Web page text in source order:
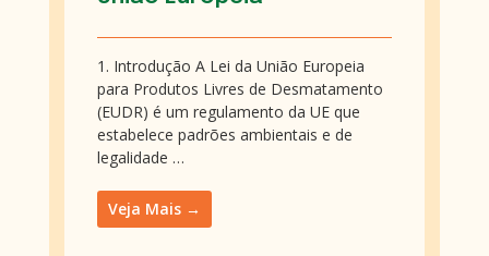
1. Introdução A Lei da União Europeia
para Produtos Livres de Desmatamento
(EUDR) é um regulamento da UE que
estabelece padrões ambientais e de
legalidade …
Veja Mais →